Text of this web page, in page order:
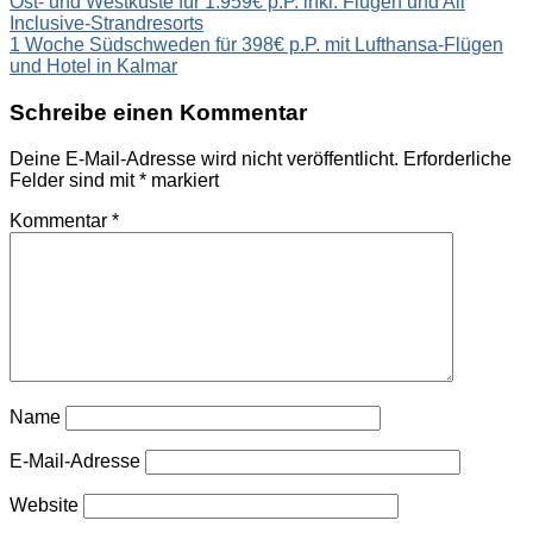
Inclusive-Strandresorts
1 Woche Südschweden für 398€ p.P. mit Lufthansa-Flügen
und Hotel in Kalmar
Schreibe einen Kommentar
Deine E-Mail-Adresse wird nicht veröffentlicht. Erforderliche
Felder sind mit* markiert
Kommentar *
Name
E-Mail-Adresse
Website